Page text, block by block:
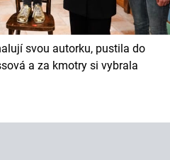
svou autorku, pustila do
a za kmotry si vybrala